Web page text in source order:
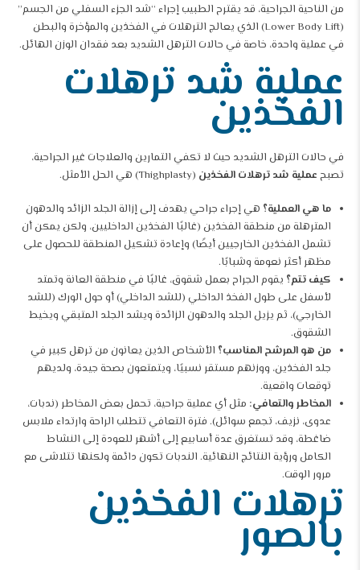
من الناحية الجراحية، قد يقترح الطبيب إجراء “شد الجزء السفلي من الجسم”
(Lower Body Lift) الذي يعالج الترهلات في الفخذين والمؤخرة والبطن
في عملية واحدة، خاصة في حالات الترهل الشديد بعد فقدان الوزن الهائل.
عملية شد ترهلات
الفخذين
في حالات الترهل الشديد حيث لا تكفي التمارين والعلاجات غير الجراحية،
تصبح عملية شد ترهلات الفخذين (Thighplasty) هي الحل الأمثل.
ما هي العملية؟ هي إجراء جراحي يهدف إلى إزالة الجلد الزائد والدهون
المترهلة من منطقة الفخذين (غالبًا الفخذين الداخليين، ولكن يمكن أن
تشمل الفخذين الخارجيين أيضًا) وإعادة تشكيل المنطقة للحصول على
مظهر أكثر نعومة وشبابًا.
كيف تتم؟ يقوم الجراح بعمل شقوق، غالبًا في منطقة العانة وتمتد
لأسفل على طول الفخذ الداخلي (للشد الداخلي) أو حول الورك (للشد
الخارجي)، ثم يزيل الجلد والدهون الزائدة ويشد الجلد المتبقي ويخيط
الشقوق.
من هو المرشح المناسب؟ الأشخاص الذين يعانون من ترهل كبير في
جلد الفخذين، ووزنهم مستقر نسبيًا، ويتمتعون بصحة جيدة، ولديهم
توقعات واقعية.
المخاطر والتعافي: مثل أي عملية جراحية، تحمل بعض المخاطر (ندبات،
عدوى، نزيف، تجمع سوائل). فترة التعافي تتطلب الراحة وارتداء ملابس
ضاغطة، وقد تستغرق عدة أسابيع إلى أشهر للعودة إلى النشاط
الكامل ورؤية النتائج النهائية. الندبات تكون دائمة ولكنها تتلاشى مع
مرور الوقت.
ترهلات الفخذين
بالصور